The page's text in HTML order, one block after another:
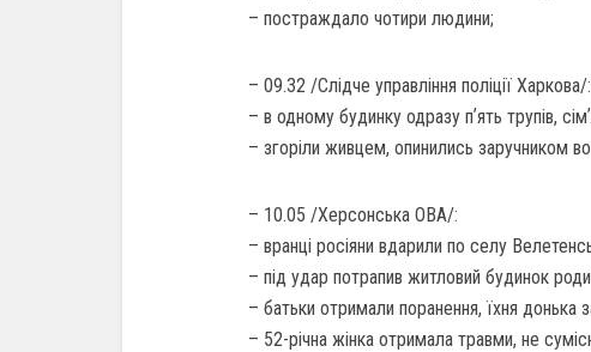
– постраждало чотири людини;
– 09.32 /Слідче управління поліції Харкова/:
– в одному будинку одразу пʼять трупів,
– згоріли живцем, опинились заручником
– 10.05 /Херсонська ОВА/:
– вранці росіяни вдарили по селу
– під удар потрапив житловий будинок
– батьки отримали поранення, їхня донька
– 52-річна жінка отримала травми, не